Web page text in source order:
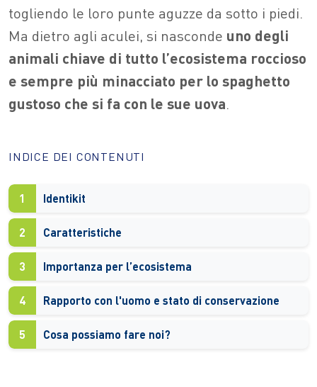
togliendo le loro punte aguzze da sotto i piedi.
Ma dietro agli aculei, si nasconde uno degli
animali chiave di tutto l’ecosistema roccioso
e sempre più minacciato per lo spaghetto
gustoso che si fa con le sue uova.
INDICE DEI CONTENUTI
1 Identikit
2 Caratteristiche
3 Importanza per l’ecosistema
4 Rapporto con l'uomo e stato di conservazione
5 Cosa possiamo fare noi?